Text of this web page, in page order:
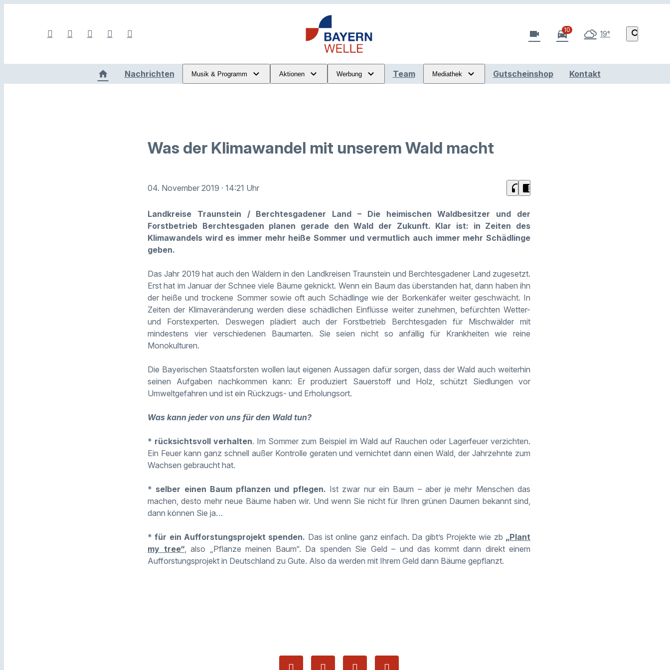
videocam directions_car
10 19° search
Nachrichten Musik & Programm Aktionen Werbung Team Mediathek Gutscheinshop Kontakt
Was der Klimawandel mit unserem Wald macht
04. November 2019 · 14:21 Uhr headphones chrome_reader_mode
Landkreise Traunstein / Berchtesgadener Land – Die heimischen Waldbesitzer und der
Forstbetrieb Berchtesgaden planen gerade den Wald der Zukunft. Klar ist: in Zeiten des
Klimawandels wird es immer mehr heiße Sommer und vermutlich auch immer mehr Schädlinge
geben.
Das Jahr 2019 hat auch den Wäldern in den Landkreisen Traunstein und Berchtesgadener Land zugesetzt.
Erst hat im Januar der Schnee viele Bäume geknickt. Wenn ein Baum das überstanden hat, dann haben ihn
der heiße und trockene Sommer sowie oft auch Schädlinge wie der Borkenkäfer weiter geschwächt. In
Zeiten der Klimaveränderung werden diese schädlichen Einflüsse weiter zunehmen, befürchten Wetter-
und Forstexperten. Deswegen plädiert auch der Forstbetrieb Berchtesgaden für Mischwälder mit
mindestens vier verschiedenen Baumarten. Sie seien nicht so anfällig für Krankheiten wie reine
Monokulturen.
Die Bayerischen Staatsforsten wollen laut eigenen Aussagen dafür sorgen, dass der Wald auch weiterhin
seinen Aufgaben nachkommen kann: Er produziert Sauerstoff und Holz, schützt Siedlungen vor
Umweltgefahren und ist ein Rückzugs- und Erholungsort.
Was kann jeder von uns für den Wald tun?
* rücksichtsvoll verhalten. Im Sommer zum Beispiel im Wald auf Rauchen oder Lagerfeuer verzichten.
Ein Feuer kann ganz schnell außer Kontrolle geraten und vernichtet dann einen Wald, der Jahrzehnte zum
Wachsen gebraucht hat.
* selber einen Baum pflanzen und pflegen. Ist zwar nur ein Baum – aber je mehr Menschen das
machen, desto mehr neue Bäume haben wir. Und wenn Sie nicht für Ihren grünen Daumen bekannt sind,
dann können Sie ja…
*für ein Aufforstungsprojekt spenden. Das ist online ganz einfach. Da gibt’s Projekte wie zb „Plant
my tree“, also „Pflanze meinen Baum“. Da spenden Sie Geld – und das kommt dann direkt einem
Aufforstungsprojekt in Deutschland zu Gute. Also da werden mit Ihrem Geld dann Bäume gepflanzt.